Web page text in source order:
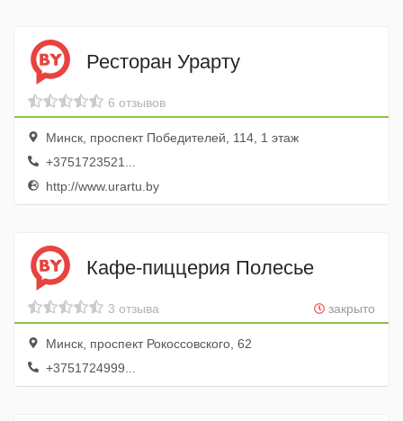
Ресторан Урарту
6 отзывов
Минск, проспект Победителей, 114, 1 этаж
+3751723521...
http://www.urartu.by
Кафе-пиццерия Полесье
закрыто
3 отзыва
Минск, проспект Рокоссовского, 62
+3751724999...